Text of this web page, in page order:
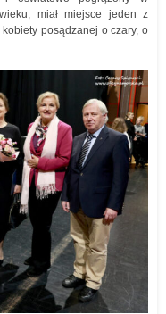
miał miejsce jeden z
posądzanej o czary, o